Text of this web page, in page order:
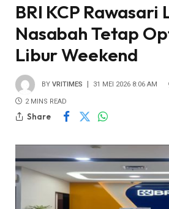
BRI KCP Rawasari
Nasabah Tetap
Libur Weekend
BY VRITIMES 31 MEI 2026 8:06 AM
2 MINS READ
Share